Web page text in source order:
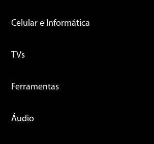
Celular e Informática
TVs
Ferramentas
Áudio